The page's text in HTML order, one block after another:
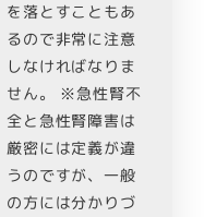
を落とすこともあ
るので非常に注意
しなければなりま
せん。 ※急性腎不
全と急性腎障害は
厳密には定義が違
うのですが、一般
の方には分かりづ